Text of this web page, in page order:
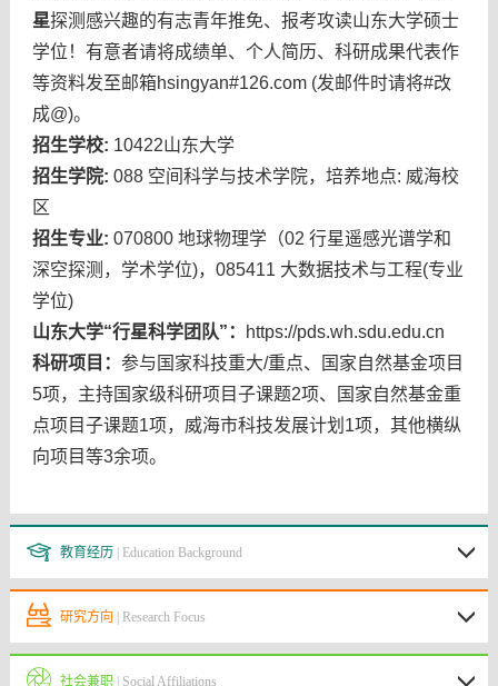
星探测感兴趣的有志青年推免、报考攻读山东大学硕士
学位！有意者请将成绩单、个人简历、科研成果代表作
等资料发至邮箱hsingyan#126.com (发邮件时请将#改
成@)。
招生学校: 10422山东大学
招生学院: 088 空间科学与技术学院，培养地点: 威海校
区
招生专业: 070800 地球物理学（02 行星遥感光谱学和
深空探测，学术学位)，085411 大数据技术与工程(专业
学位)
山东大学“行星科学团队”：
https://pds.wh.sdu.edu.cn
科研项目 ： 参与国家科技重大/重点、国家自然基金项目
5项，主持国家级科研项目子课题2项、国家自然基金重
点项目子课题1项，威海市科技发展计划1项，其他横纵
向项目等3余项。
教育经历 | Education Background
研究方向 | Research Focus
社会兼职 | Social Affiliations